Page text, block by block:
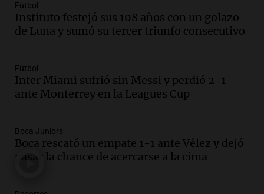
Audio.Joan Gaspart: "Sin Jorge, no sé si
Messi hubiera llegado adonde llegó"
Audio.El orgullo y el sueño argentino de
Jorge Messi en una entrevista con Rony
Episodios
Audio.El abuelo de Agostina Vega, tras
Fútbol
Instituto festejó sus 108 años con un golazo
de Luna y sumó su tercer triunfo consecutivo
Fútbol
Inter Miami sufrió sin Messi y perdió 2-1
ante Monterrey en la Leagues Cup
Boca Juniors
Boca rescató un empate 1-1 ante Vélez y dejó
pasar la chance de acercarse a la cima